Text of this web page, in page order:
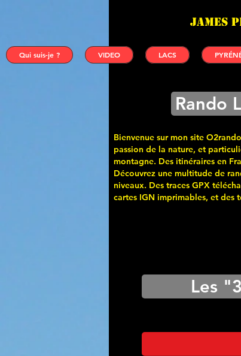
James
Qui suis-je ? VIDEO LACS
Rando
Bienvenue sur mon site
passion de la nature, et
montagne. Des itinéraires en
Découvrez une multitude de
niveaux. Des traces GPX
cartes IGN imprimables, et des
Les